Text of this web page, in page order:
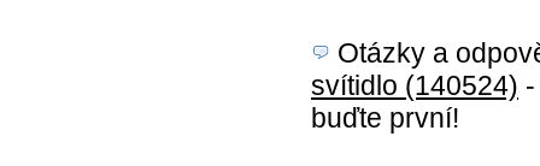
Otázky a
svítidlo (140524)
buďte první!